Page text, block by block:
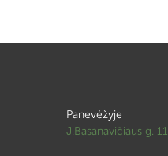
Panevėžyje
J.Basanavičiaus g. 11